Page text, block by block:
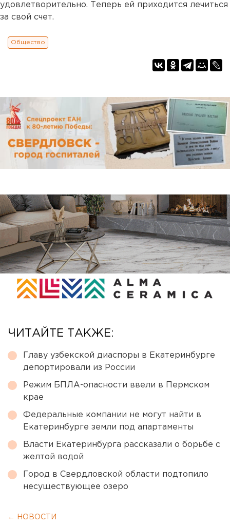
удовлетворительно. Теперь ей приходится лечиться
за свой счет.
Общество
ЧИТАЙТЕ ТАКЖЕ:
Главу узбекской диаспоры в Екатеринбурге
депортировали из России
Режим БПЛА-опасности ввели в Пермском
крае
Федеральные компании не могут найти в
Екатеринбурге земли под апартаменты
Власти Екатеринбурга рассказали о борьбе с
желтой водой
Город в Свердловской области подтопило
несуществующее озеро
← НОВОСТИ